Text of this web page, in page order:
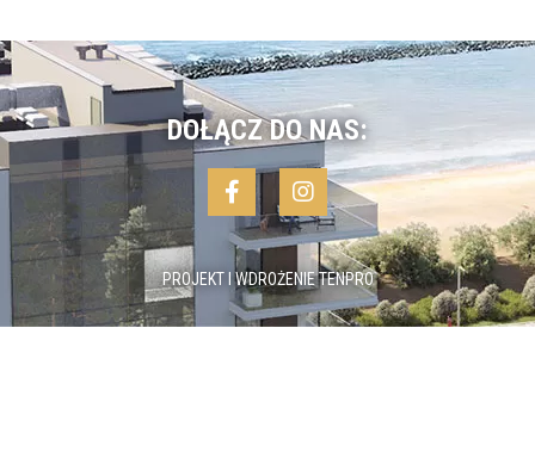
DOŁĄCZ DO NAS:
PROJEKT I WDROŻENIETENPRO